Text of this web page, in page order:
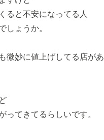
ると不安になってる人
しょうか。
微妙に値上げしてる店が
ってきてるらしいです。